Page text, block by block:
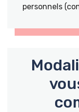
personnels